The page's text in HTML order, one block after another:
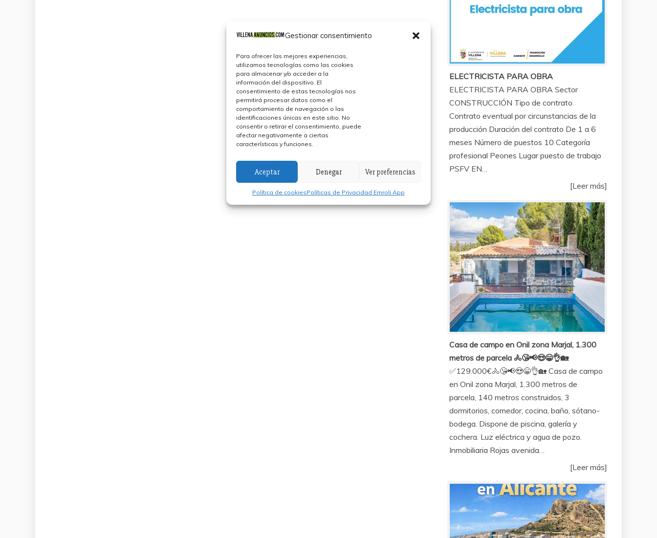
Gestionar consentimiento
Para ofrecer las mejores experiencias,
utilizamos tecnologías como las cookies
para almacenar y/o acceder a la
información del dispositivo. El
consentimiento de estas tecnologías nos
permitirá procesar datos como el
comportamiento de navegación o las
identificaciones únicas en este sitio. No
consentir o retirar el consentimiento, puede
afectar negativamente a ciertas
características y funciones.
Aceptar Denegar Ver preferencias
Política de cookiesPolíticas de Privacidad Emroli App
ELECTRICISTA PARA OBRA
ELECTRICISTA PARA OBRA Sector
CONSTRUCCIÓN Tipo de contrato
Contrato eventual por circunstancias de la
producción Duración del contrato De 1 a 6
meses Número de puestos 10 Categoría
profesional Peones Lugar puesto de trabajo
PSFV EN…
[Leer más]
Casa de campo en Onil zona Marjal, 1.300
metros de parcela 🚴😘📢😍😁👌🏡
✅129.000€🚴😘📢😍😁👌🏡 Casa de campo
en Onil zona Marjal, 1.300 metros de
parcela, 140 metros construidos, 3
dormitorios, comedor, cocina, baño, sótano-
bodega. Dispone de piscina, galería y
cochera. Luz eléctrica y agua de pozo.
Inmobiliaria Rojas avenida…
[Leer más]